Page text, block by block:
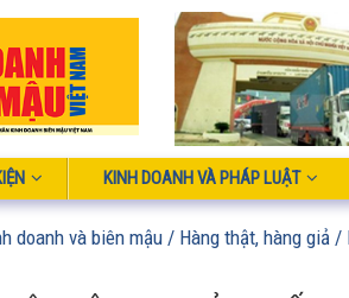
KINH DOANH VÀ PHÁP LUẬT
doanh và biên mậu / Hàng thật, hàng giả /